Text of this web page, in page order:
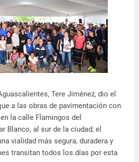
Tere Jiménez, dio el
a las obras de pavimentación con
la calle Flamingos del
Blanco, al sur de la ciudad; el
vialidad más segura, duradera y
transitan todos los días por esta